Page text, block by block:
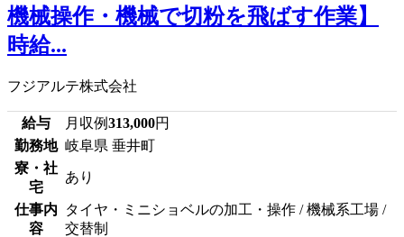
機械操作・機械で切粉を飛ばす作業】
時給...
フジアルテ株式会社
給与 月収例313,000円
勤務地 岐阜県 垂井町
寮・社
宅
あり
仕事内
容
タイヤ・ミニショベルの加工・操作 / 機械系工場 /
交替制